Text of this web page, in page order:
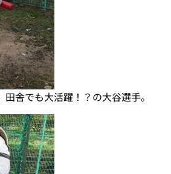
舎でも大活躍！？の大谷選手。